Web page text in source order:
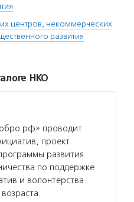
центров, некоммерческих
развития
НКО
проводит
проект
развития
по поддержке
и волонтерства